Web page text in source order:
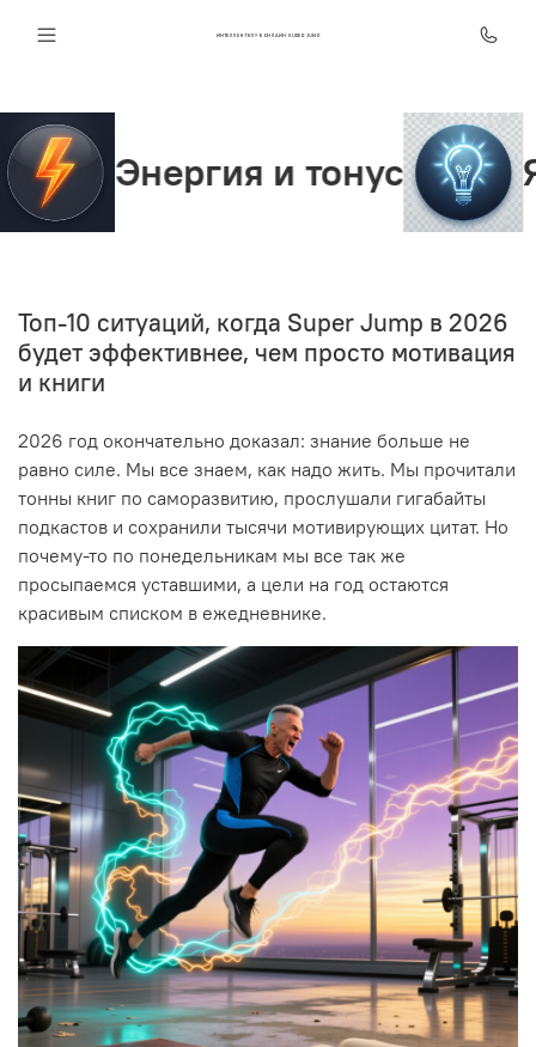
ИНТЕЛЛЕКТ КЛУБ ОНЛАЙН SUPER JUMP
и тонус
Топ-10 ситуаций, когда Super Jump в 2026
будет эффективнее, чем просто мотивация
и книги
2026 год окончательно доказал: знание больше не
равно силе. Мы все знаем, как надо жить. Мы прочитали
тонны книг по саморазвитию, прослушали гигабайты
подкастов и сохранили тысячи мотивирующих цитат. Но
почему-то по понедельникам мы все так же
просыпаемся уставшими, а цели на год остаются
красивым списком в ежедневнике.